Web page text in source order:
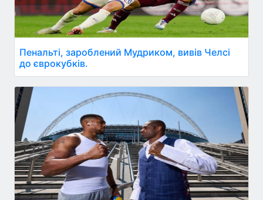
Пенальті, зароблений Мудриком, вивів Челсі
до єврокубків.